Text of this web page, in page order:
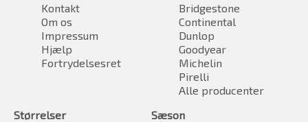
Kontakt
Om os
Impressum
Hjælp
Fortrydelsesret
Bridgestone
Continental
Dunlop
Goodyear
Michelin
Pirelli
Alle producenter
Størrelser
Sæson